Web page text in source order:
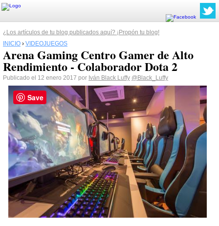
¿Los artículos de tu blog publicados aquí? ¡Propón tu blog!
INICIO › VIDEOJUEGOS
Arena Gaming Centro Gamer de Alto
Rendimiento - Colaborador Dota 2
Publicado el 12 enero 2017 por Iván Black Luffy @Black_Luffy
Save